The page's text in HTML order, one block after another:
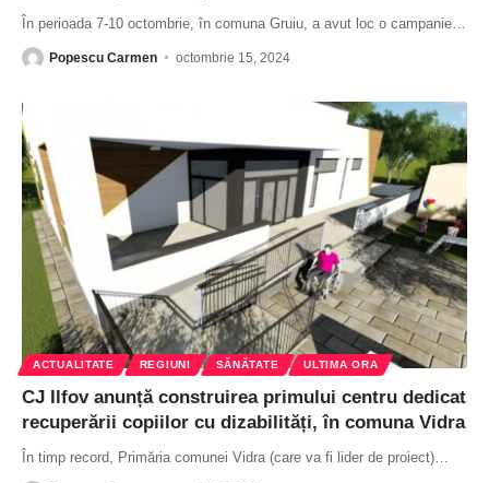
În perioada 7-10 octombrie, în comuna Gruiu, a avut loc o campanie
Popescu Carmen octombrie 15, 2024
ACTUALITATE REGIUNI SĂNĂTATE ULTIMA ORA
CJ Ilfov anunță construirea primului centru dedicat
recuperării copiilor cu dizabilități, în comuna Vidra
În timp record, Primăria comunei Vidra (care va fi lider de proiect)…